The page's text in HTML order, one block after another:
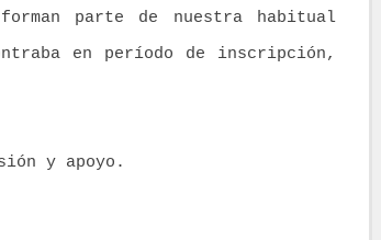
parte de nuestra habitual
en período de inscripción,
y apoyo.